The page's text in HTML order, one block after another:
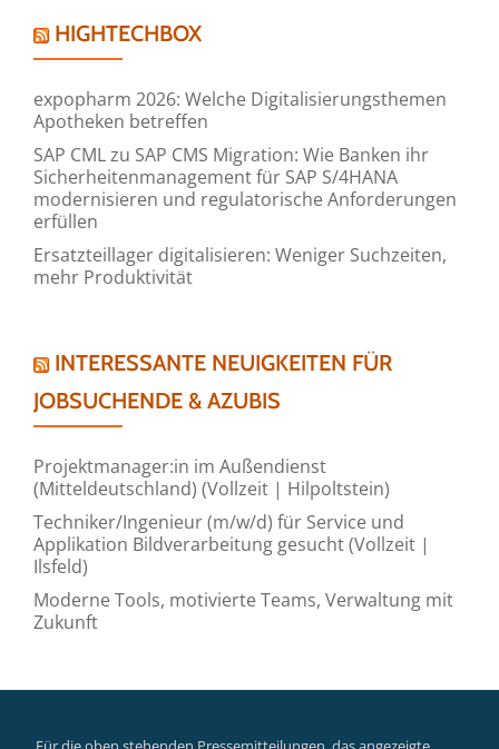
HIGHTECHBOX
expopharm 2026: Welche Digitalisierungsthemen
Apotheken betreffen
SAP CML zu SAP CMS Migration: Wie Banken ihr
Sicherheitenmanagement für SAP S/4HANA
modernisieren und regulatorische Anforderungen
erfüllen
Ersatzteillager digitalisieren: Weniger Suchzeiten,
mehr Produktivität
INTERESSANTE NEUIGKEITEN FÜR
JOBSUCHENDE & AZUBIS
Projektmanager:in im Außendienst
(Mitteldeutschland) (Vollzeit | Hilpoltstein)
Techniker/Ingenieur (m/w/d) für Service und
Applikation Bildverarbeitung gesucht (Vollzeit |
Ilsfeld)
Moderne Tools, motivierte Teams, Verwaltung mit
Zukunft